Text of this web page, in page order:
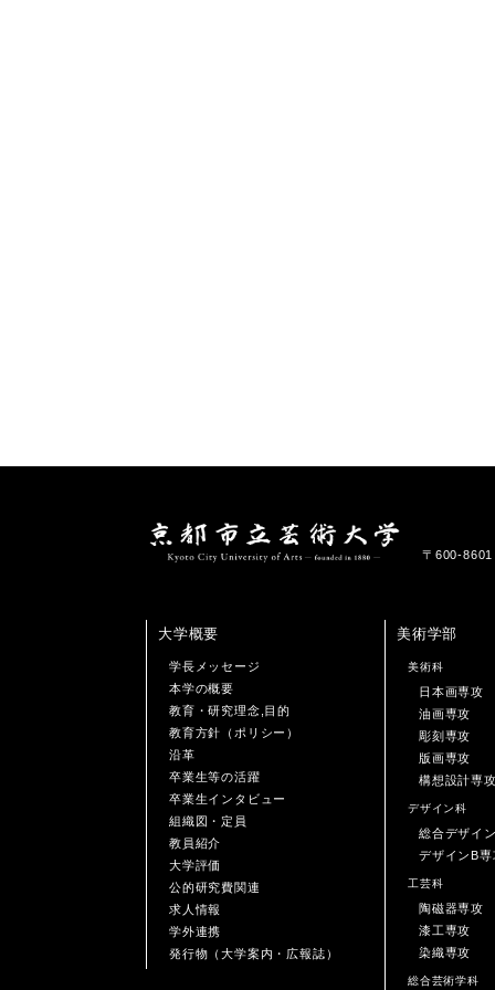
〒600-
大学概要
学長メッセージ
本学の概要
教育・研究理念,目的
教育方針（ポリシー）
沿革
卒業生等の活躍
卒業生インタビュー
組織図・定員
教員紹介
大学評価
公的研究費関連
求人情報
学外連携
発行物（大学案内・広報誌）
美術学部
美術科
日本画専攻
油画専攻
彫刻専攻
版画専攻
構想設計専
デザイン科
総合デザイ
デザインB専
工芸科
陶磁器専攻
漆工専攻
染織専攻
総合芸術学科